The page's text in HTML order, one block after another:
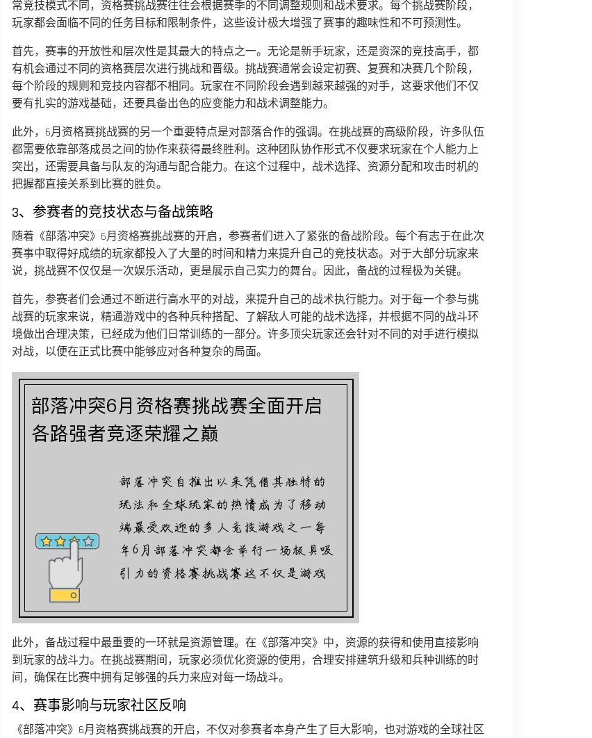
常竞技模式不同，资格赛挑战赛往往会根据赛季的不同调整规则和战术要求。每个挑战赛阶段，
玩家都会面临不同的任务目标和限制条件，这些设计极大增强了赛事的趣味性和不可预测性。
首先，赛事的开放性和层次性是其最大的特点之一。无论是新手玩家，还是资深的竞技高手，都
有机会通过不同的资格赛层次进行挑战和晋级。挑战赛通常会设定初赛、复赛和决赛几个阶段，
每个阶段的规则和竞技内容都不相同。玩家在不同阶段会遇到越来越强的对手，这要求他们不仅
要有扎实的游戏基础，还要具备出色的应变能力和战术调整能力。
此外，6月资格赛挑战赛的另一个重要特点是对部落合作的强调。在挑战赛的高级阶段，许多队伍
都需要依靠部落成员之间的协作来获得最终胜利。这种团队协作形式不仅要求玩家在个人能力上
突出，还需要具备与队友的沟通与配合能力。在这个过程中，战术选择、资源分配和攻击时机的
把握都直接关系到比赛的胜负。
3、参赛者的竞技状态与备战策略
随着《部落冲突》6月资格赛挑战赛的开启，参赛者们进入了紧张的备战阶段。每个有志于在此次
赛事中取得好成绩的玩家都投入了大量的时间和精力来提升自己的竞技状态。对于大部分玩家来
说，挑战赛不仅仅是一次娱乐活动，更是展示自己实力的舞台。因此，备战的过程极为关键。
首先，参赛者们会通过不断进行高水平的对战，来提升自己的战术执行能力。对于每一个参与挑
战赛的玩家来说，精通游戏中的各种兵种搭配、了解敌人可能的战术选择，并根据不同的战斗环
境做出合理决策，已经成为他们日常训练的一部分。许多顶尖玩家还会针对不同的对手进行模拟
对战，以便在正式比赛中能够应对各种复杂的局面。
此外，备战过程中最重要的一环就是资源管理。在《部落冲突》中，资源的获得和使用直接影响
到玩家的战斗力。在挑战赛期间，玩家必须优化资源的使用，合理安排建筑升级和兵种训练的时
间，确保在比赛中拥有足够强的兵力来应对每一场战斗。
4、赛事影响与玩家社区反响
《部落冲突》6月资格赛挑战赛的开启，不仅对参赛者本身产生了巨大影响，也对游戏的全球社区